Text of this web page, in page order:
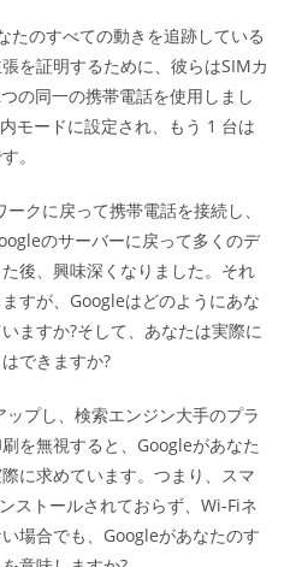
たのすべての動きを追跡している
を証明するために、彼らはSIMカ
の同一の携帯電話を使用しまし
モードに設定され、もう 1 台は
。
クに戻って携帯電話を接続し、
のサーバーに戻って多くのデ
後、興味深くなりました。それ
すが、Googleはどのようにあな
ますか?そして、あなたは実際に
できますか?
プし、検索エンジン大手のプラ
を無視すると、Googleがあなた
に求めています。つまり、スマ
ストールされておらず、Wi-Fiネ
場合でも、Googleがあなたのす